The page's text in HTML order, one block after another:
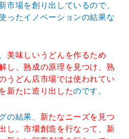
市場を創り出しているので、
ったイノベーションの結果な
美味しいうどんを作るため
し、熟成の原理を見つけ、熟
うどん店市場では使われてい
新たに造り出したのです。
の結果、 新たなニーズを見つ
し、市場創造を行なって、新